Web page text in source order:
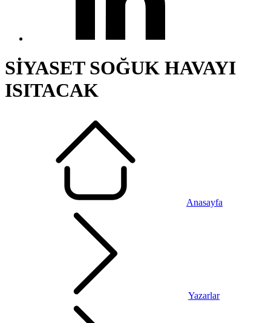
SİYASET SOĞUK HAVAYI
ISITACAK
Anasayfa
Yazarlar